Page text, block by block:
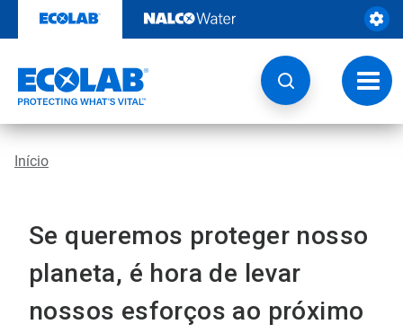
o
Início
Se queremos proteger nosso
planeta, é hora de levar
nossos esforços ao próximo